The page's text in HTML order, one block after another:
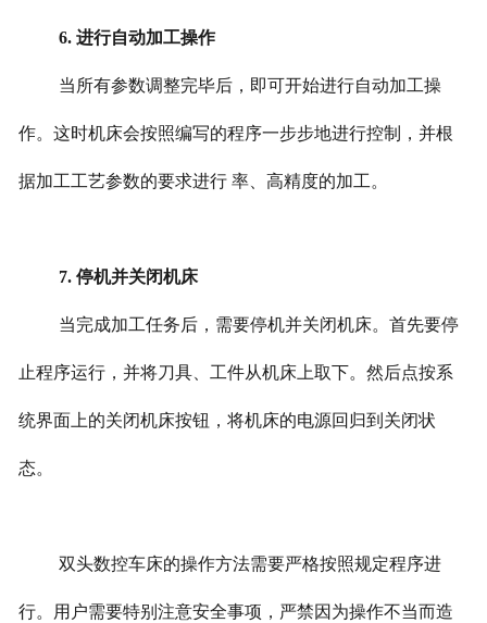
6. 进行自动加工操作
当所有参数调整完毕后，即可开始进行自动加工操
作。这时机床会按照编写的程序一步步地进行控制，并根
据加工工艺参数的要求进行 率、高精度的加工。
7. 停机并关闭机床
当完成加工任务后，需要停机并关闭机床。首先要停
止程序运行，并将刀具、工件从机床上取下。然后点按系
统界面上的关闭机床按钮，将机床的电源回归到关闭状
态。
双头数控车床的操作方法需要严格按照规定程序进
行。用户需要特别注意安全事项，严禁因为操作不当而造